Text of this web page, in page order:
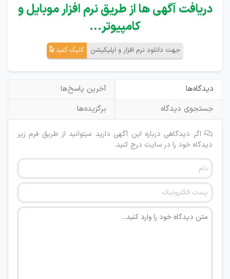
دریافت آگهی ها از طریق نرم افزار موبایل و
کامپیوتر...
جهت دانلود نرم افزار و اپلیکیشن کلیک کنید
دیدگاه‌ها
آخرین پاسخ‌ها
جستجوی دیدگاه
برگزیده‌ها
اگر دیدگاهی درباره این آگهی دارید میتوانید از طریق فرم زیر
دیدگاه خود را در سایت درج کنید.